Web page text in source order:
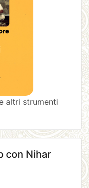
altri strumenti
con Nihar